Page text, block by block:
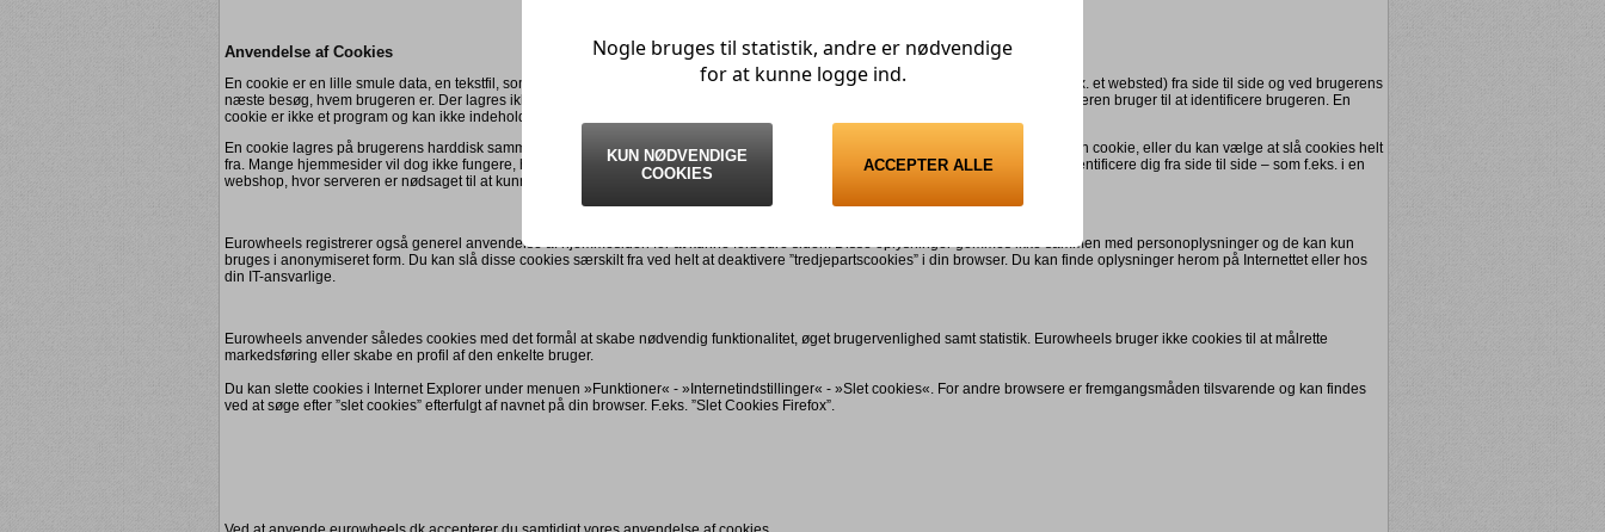
Anvendelse af Cookies
En cookie er en lille smule data, en tekstfil, som registreres hos brugeren selv (på brugerens harddisk). På den måde ved serveren (fx. et websted) fra side til side og ved brugerens
næste besøg, hvem brugeren er. Der lagres ikke personhenførbare oplysninger i en cookie, men blot oplysninger en nøgle, som serveren bruger til at identificere brugeren. En
cookie er ikke et program og kan ikke indeholde virus.
En cookie lagres på brugerens harddisk sammen med cachede filer. Du kan sætte din browser til at informere dig, når du modtager en cookie, eller du kan vælge at slå cookies helt
fra. Mange hjemmesider vil dog ikke fungere, hvis du slår cookies helt fra. Særligt hjemmesider, hvor det er vigtigt, at serveren kan identificere dig fra side til side – som f.eks. i en
webshop, hvor serveren er nødsaget til at kunne huske, hvad du har lagt i kurven.
Eurowheels registrerer også generel anvendelse af hjemmesiden for at kunne forbedre siden. Disse oplysninger gemmes ikke sammen med personoplysninger og de kan kun
bruges i anonymiseret form. Du kan slå disse cookies særskilt fra ved helt at deaktivere ”tredjepartscookies” i din browser. Du kan finde oplysninger herom på Internettet eller hos
din IT-ansvarlige.
Eurowheels anvender således cookies med det formål at skabe nødvendig funktionalitet, øget brugervenlighed samt statistik. Eurowheels bruger ikke cookies til at målrette
markedsføring eller skabe en profil af den enkelte bruger.
Du kan slette cookies i Internet Explorer under menuen »Funktioner« - »Internetindstillinger« - »Slet cookies«. For andre browsere er fremgangsmåden tilsvarende og kan findes
ved at søge efter ”slet cookies” efterfulgt af navnet på din browser. F.eks. ”Slet Cookies Firefox”.
Nogle bruges til statistik, andre er nødvendige
for at kunne logge ind.
KUN NØDVENDIGE
COOKIES
ACCEPTER ALLE